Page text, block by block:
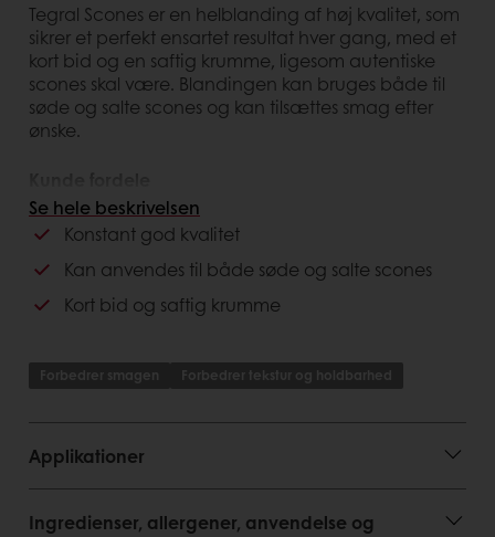
Tegral Scones er en helblanding af høj kvalitet, som
sikrer et perfekt ensartet resultat hver gang, med et
kort bid og en saftig krumme, ligesom autentiske
scones skal være. Blandingen kan bruges både til
søde og salte scones og kan tilsættes smag efter
ønske.
Autentisk engelsk scone
Kontinuerlig kvalitet
Gode udviklingsmuligheder
Scone med historie og god kvalitet
Se hele beskrivelsen
Konstant god kvalitet
Kan anvendes til både søde og salte scones
Kort bid og saftig krumme
Forbedrer smagen Forbedrer tekstur og holdbarhed
Applikationer
Ingredienser, allergener, anvendelse og